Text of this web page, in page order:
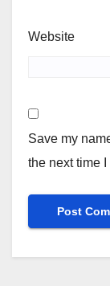
Website
Save my
the next time I